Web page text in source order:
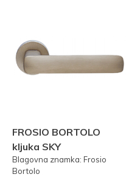
FROSIO BORTOLO
kljuka SKY
Blagovna znamka: Frosio
Bortolo